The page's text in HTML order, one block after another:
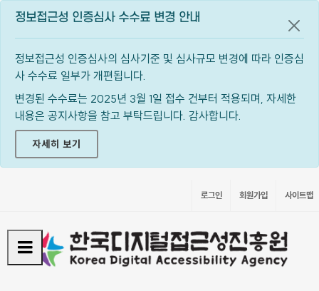
정보접근성 인증심사 수수료 변경 안내
정보접근성 인증심사의 심사기준 및 심사규모 변경에 따라 인증심
사 수수료 일부가 개편됩니다.
변경된 수수료는 2025년 3월 1일 접수 건부터 적용되며, 자세한
내용은 공지사항을 참고 부탁드립니다. 감사합니다.
자세히 보기
공지
로그인 회원가입 사이트맵